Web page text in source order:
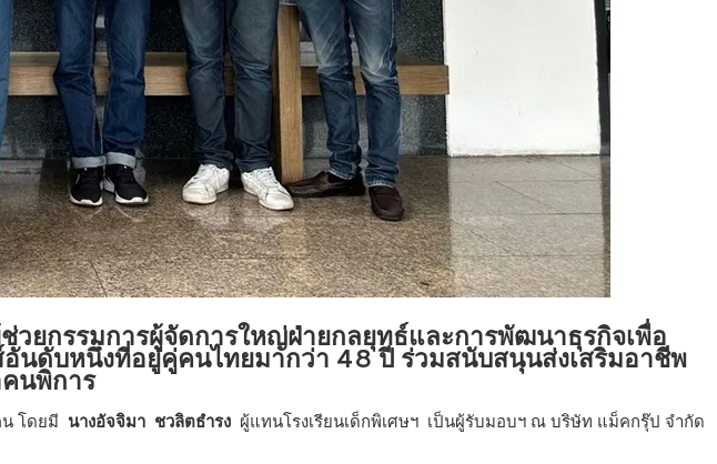
ยกรรมการผู้จัดการใหญ่ฝ่ายกลยุทธ์และการพัฒนาธุรกิจเพื่อ
ดับหนึ่งที่อยู่คู่คนไทยมากว่า 48 ปี ร่วมสนับสนุนส่งเสริมอาชีพ
นพิการ
โดยมี นางอัจจิมา ชวลิตธำรง ผู้แทนโรงเรียนเด็กพิเศษฯ เป็นผู้รับมอบฯ ณ บริษัท แม็คกรุ๊ป จำกัด